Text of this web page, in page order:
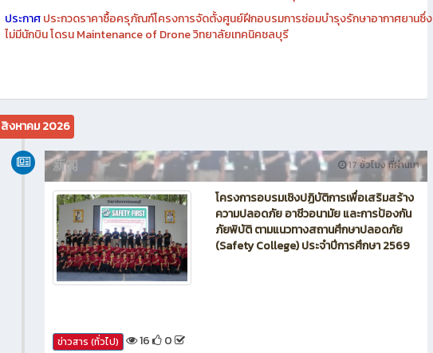
ประกาศประกวดราคาซื้อครุภัณฑ์โครงการจัดตั้งศูนย์ฝึกอบรมการซ่อมบำรุงรักษาอากาศยานซึ่ง
ไม่มีนักบิน โดรน Maintenance of Drone วิทยาลัยเทคนิคชลบุรี
สิงหาคม 2026
17 ชั่วโมง ที่ผ่านมา
新闻
โครงการอบรมเชิงปฏิบัติการเพื่อเสริมสร้าง
ความปลอดภัย อาชีวอนามัย และการป้องกัน
ภัยพิบัติ ตามแนวทางสถานศึกษาปลอดภัย
(Safety College) ประจำปีการศึกษา 2569
ข่าวสาร (ทั่วไป) 16 0